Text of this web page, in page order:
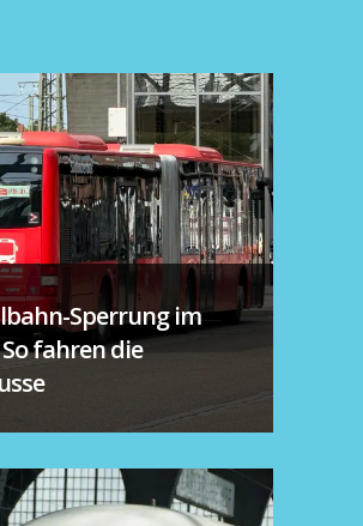
Sperrung im
fahren die